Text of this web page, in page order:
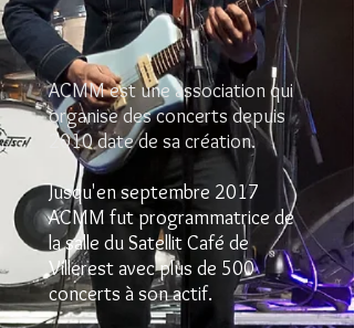
ACMM est une association qui
organise des concerts depuis
2010 date de sa création.
Jusqu'en septembre 2017
ACMM fut programmatrice de
la salle du Satellit Café de
Villerest avec plus de 500
concerts à son actif.